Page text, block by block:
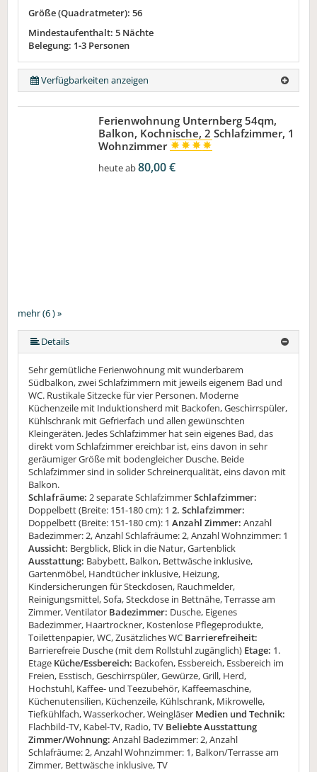
Größe (Quadratmeter): 56
Mindestaufenthalt: 5 Nächte
Belegung: 1-3 Personen
Verfügbarkeiten anzeigen
mehr (6 ) »
mehr (6 ) »
mehr (6 ) »
Ferienwohnung Unternberg 54qm,
Balkon, Kochnische, 2 Schlafzimmer, 1
Wohnzimmer
heute ab80,00 €
Details
Sehr gemütliche Ferienwohnung mit wunderbarem
Südbalkon, zwei Schlafzimmern mit jeweils eigenem Bad und
WC. Rustikale Sitzecke für vier Personen. Moderne
Küchenzeile mit Induktionsherd mit Backofen, Geschirrspüler,
Kühlschrank mit Gefrierfach und allen gewünschten
Kleingeräten. Jedes Schlafzimmer hat sein eigenes Bad, das
direkt vom Schlafzimmer ereichbar ist, eins davon in sehr
geräumiger Größe mit bodengleicher Dusche. Beide
Schlafzimmer sind in solider Schreinerqualität, eins davon mit
Balkon.
Schlafräume: 2 separate SchlafzimmerSchlafzimmer:
Doppelbett (Breite: 151-180 cm): 1 2. Schlafzimmer:
Doppelbett (Breite: 151-180 cm): 1 Anzahl Zimmer: Anzahl
Badezimmer: 2, Anzahl Schlafräume: 2, Anzahl Wohnzimmer: 1
Aussicht: Bergblick, Blick in die Natur, Gartenblick
Ausstattung: Babybett, Balkon, Bettwäsche inklusive,
Gartenmöbel, Handtücher inklusive, Heizung,
Kindersicherungen für Steckdosen, Rauchmelder,
Reinigungsmittel, Sofa, Steckdose in Bettnähe, Terrasse am
Zimmer, Ventilator Badezimmer: Dusche, Eigenes
Badezimmer, Haartrockner, Kostenlose Pflegeprodukte,
Toilettenpapier, WC, Zusätzliches WC Barrierefreiheit:
Barrierefreie Dusche (mit dem Rollstuhl zugänglich) Etage: 1.
Etage Küche/Essbereich: Backofen, Essbereich, Essbereich im
Freien, Esstisch, Geschirrspüler, Gewürze, Grill, Herd,
Hochstuhl, Kaffee- und Teezubehör, Kaffeemaschine,
Küchenutensilien, Küchenzeile, Kühlschrank, Mikrowelle,
Tiefkühlfach, Wasserkocher, Weingläser Medien und Technik:
Flachbild-TV, Kabel-TV, Radio, TV Beliebte Ausstattung
Zimmer/Wohnung: Anzahl Badezimmer: 2, Anzahl
Schlafräume: 2, Anzahl Wohnzimmer: 1, Balkon/Terrasse am
Zimmer, Bettwäsche inklusive, TV